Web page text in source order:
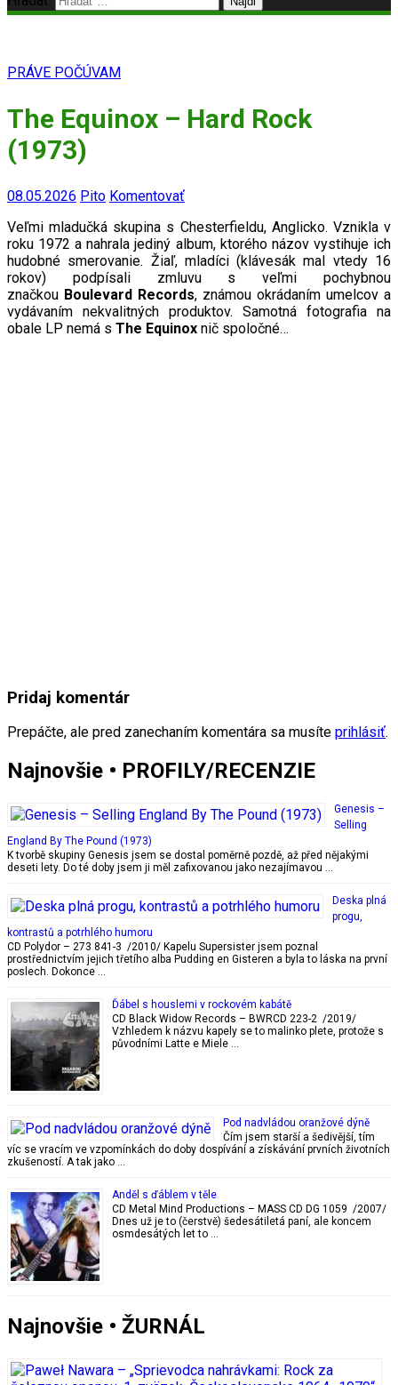
PRÁVE POČÚVAM
The Equinox – Hard Rock
(1973)
08.05.2026 Pito Komentovať
Veľmi mladučká skupina s Chesterfieldu, Anglicko. Vznikla v
roku 1972 a nahrala jediný album, ktorého názov vystihuje ich
hudobné smerovanie. Žiaľ, mladíci (klávesák mal vtedy 16
rokov) podpísali zmluvu s veľmi pochybnou
značkou Boulevard Records, známou okrádaním umelcov a
vydávaním nekvalitných produktov. Samotná fotografia na
obale LP nemá s The Equinox nič spoločné…
Pridaj komentár
Prepáčte, ale pred zanechaním komentára sa musíte prihlásiť.
Najnovšie • PROFILY/RECENZIE
Genesis –
Selling
England By The Pound (1973)
K tvorbě skupiny Genesis jsem se dostal poměrně pozdě, až před nějakými
deseti lety. Do té doby jsem ji měl zafixovanou jako nezajímavou …
Deska plná
progu,
kontrastů a potrhlého humoru
CD Polydor – 273 841-3 /2010/ Kapelu Supersister jsem poznal
prostřednictvím jejich třetího alba Pudding en Gisteren a byla to láska na první
poslech. Dokonce …
Ďábel s houslemi v rockovém kabátě
CD Black Widow Records – BWRCD 223-2 /2019/
Vzhledem k názvu kapely se to malinko plete, protože s
původními Latte e Miele …
Pod nadvládou oranžové dýně
Čím jsem starší a šedivější, tím
víc se vracím ve vzpomínkách do doby dospívání a získávání prvních životních
zkušeností. A tak jako …
Anděl s ďáblem v těle
CD Metal Mind Productions – MASS CD DG 1059 /2007/
Dnes už je to (čerstvě) šedesátiletá paní, ale koncem
osmdesátých let to …
Najnovšie • ŽURNÁL